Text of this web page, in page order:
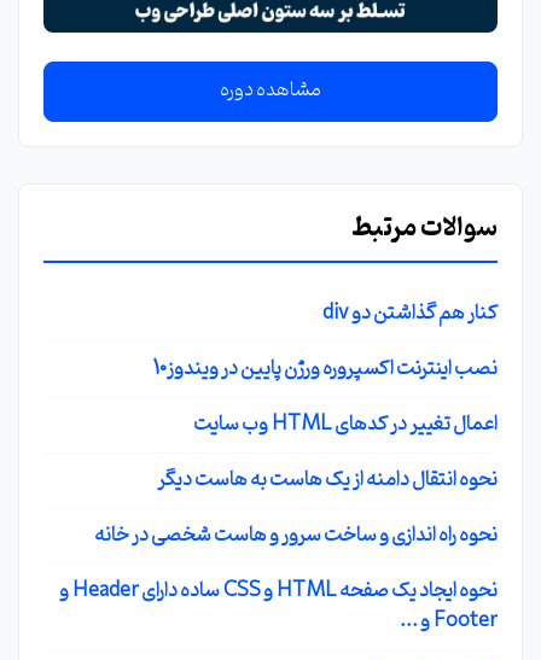
مشاهده دوره
سوالات مرتبط
کنار هم گذاشتن دو div
نصب اینترنت اکسپروره ورژن پایین در ویندوز10
اعمال تغییر در کدهای HTML وب سایت
نحوه انتقال دامنه از یک هاست به هاست دیگر
نحوه راه اندازی و ساخت سرور و هاست شخصی در خانه
نحوه ایجاد یک صفحه HTML و CSS ساده دارای Header و
Footer و ...